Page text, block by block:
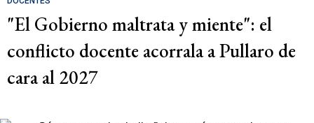
"El Gobierno maltrata y miente": el
conflicto docente acorrala a Pullaro de
cara al 2027